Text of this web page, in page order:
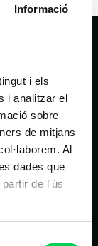
Informació
i els
i analitzar el
sobre
de mitjans
Al
dades que
de l'ús